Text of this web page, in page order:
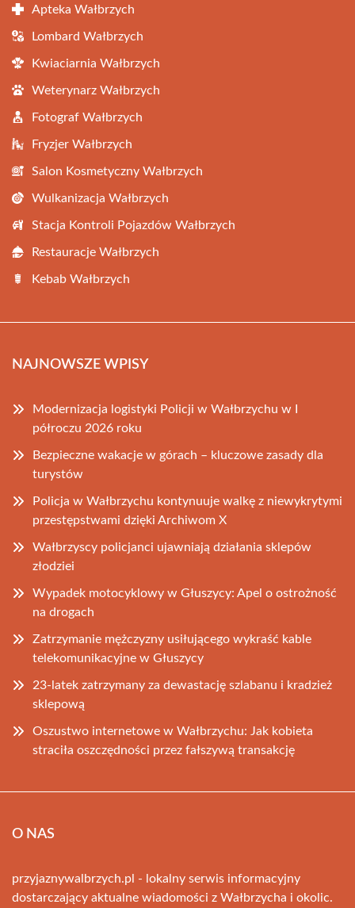
Apteka Wałbrzych
Lombard Wałbrzych
Kwiaciarnia Wałbrzych
Weterynarz Wałbrzych
Fotograf Wałbrzych
Fryzjer Wałbrzych
Salon Kosmetyczny Wałbrzych
Wulkanizacja Wałbrzych
Stacja Kontroli Pojazdów Wałbrzych
Restauracje Wałbrzych
Kebab Wałbrzych
NAJNOWSZE WPISY
Modernizacja logistyki Policji w Wałbrzychu w I
półroczu 2026 roku
Bezpieczne wakacje w górach – kluczowe zasady dla
turystów
Policja w Wałbrzychu kontynuuje walkę z niewykrytymi
przestępstwami dzięki Archiwom X
Wałbrzyscy policjanci ujawniają działania sklepów
złodziei
Wypadek motocyklowy w Głuszycy: Apel o ostrożność
na drogach
Zatrzymanie mężczyzny usiłującego wykraść kable
telekomunikacyjne w Głuszycy
23-latek zatrzymany za dewastację szlabanu i kradzież
sklepową
Oszustwo internetowe w Wałbrzychu: Jak kobieta
straciła oszczędności przez fałszywą transakcję
O NAS
przyjaznywalbrzych.pl - lokalny serwis informacyjny
dostarczający aktualne wiadomości z Wałbrzycha i okolic.